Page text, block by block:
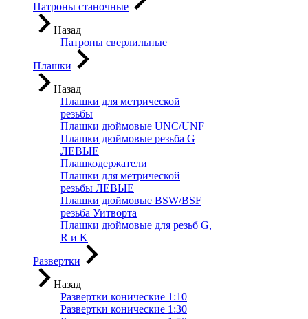
Патроны станочные
Назад
Патроны сверлильные
Плашки
Назад
Плашки для метрической
резьбы
Плашки дюймовые UNC/UNF
Плашки дюймовые резьба G
ЛЕВЫЕ
Плашкодержатели
Плашки для метрической
резьбы ЛЕВЫЕ
Плашки дюймовые BSW/BSF
резьба Уитворта
Плашки дюймовые для резьб G,
R и K
Развертки
Назад
Развертки конические 1:10
Развертки конические 1:30